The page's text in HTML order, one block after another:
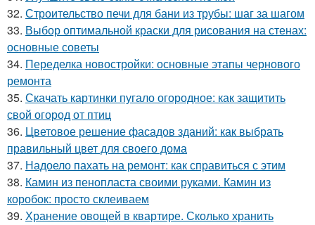
32. Строительство печи для бани из трубы: шаг за шагом
33. Выбор оптимальной краски для рисования на стенах:
основные советы
34. Переделка новостройки: основные этапы чернового
ремонта
35. Скачать картинки пугало огородное: как защитить
свой огород от птиц
36. Цветовое решение фасадов зданий: как выбрать
правильный цвет для своего дома
37. Надоело пахать на ремонт: как справиться с этим
38. Камин из пенопласта своими руками. Камин из
коробок: просто склеиваем
39. Хранение овощей в квартире. Сколько хранить